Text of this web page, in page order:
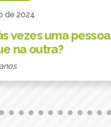
de 2024
vezes uma pessoa
na outra?